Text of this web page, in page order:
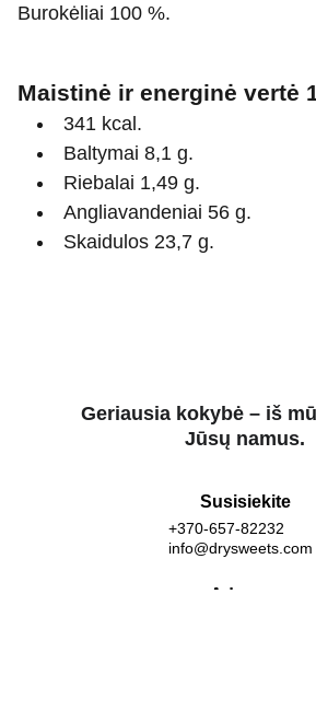
Burokėliai 100 %.
Maistinė ir energinė vertė
341 kcal.
Baltymai 8,1 g.
Riebalai 1,49 g.
Angliavandeniai 56 g.
Skaidulos 23,7 g.
Geriausia kokybė – iš
Jūsų namus.
Susisiekite
+370-657-82232
info@drysweets.com
Adresas